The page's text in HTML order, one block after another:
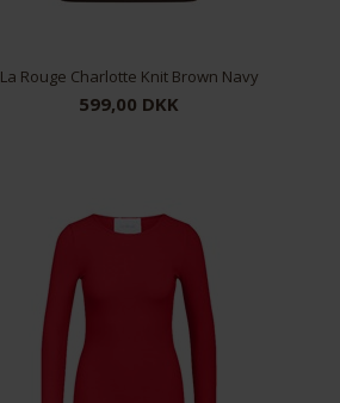
La Rouge Charlotte Knit Brown Navy
599,00 DKK